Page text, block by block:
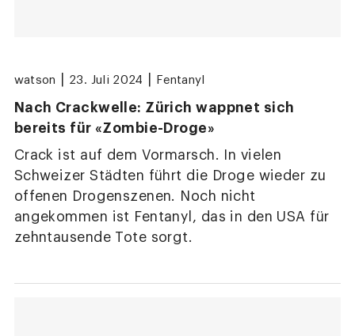
watson 23. Juli 2024 Fentanyl
Nach Crackwelle: Zürich wappnet sich
bereits für «Zombie-Droge»
Crack ist auf dem Vormarsch. In vielen
Schweizer Städten führt die Droge wieder zu
offenen Drogenszenen. Noch nicht
angekommen ist Fentanyl, das in den USA für
zehntausende Tote sorgt.